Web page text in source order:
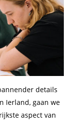
details
Ierland, gaan we
aspect van